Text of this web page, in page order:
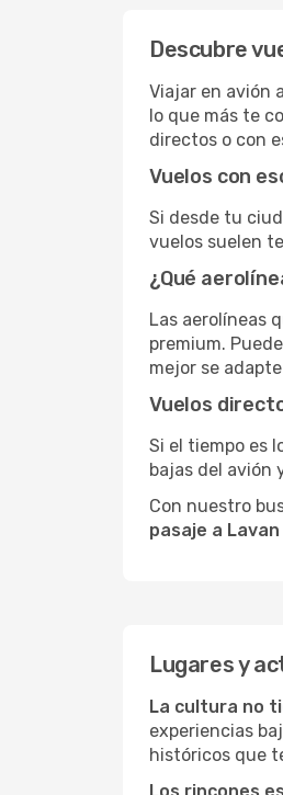
Descubre
Viajar en avión
lo que más te
directos o con
Vuelos con
Si desde tu
vuelos suelen
¿Qué
Las aerolíneas
premium.
mejor se
Vuelos
Si el tiempo es
bajas del avión
Con nuestro
pasaje a
Lugares y
La cultura no
experiencias
históricos que